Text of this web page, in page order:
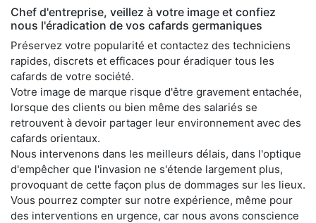
Chef d'entreprise, veillez à votre image et confiez
nous l'éradication de vos cafards germaniques
Préservez votre popularité et contactez des techniciens
rapides, discrets et efficaces pour éradiquer tous les
cafards de votre société.
Votre image de marque risque d'être gravement entachée,
lorsque des clients ou bien même des salariés se
retrouvent à devoir partager leur environnement avec des
cafards orientaux.
Nous intervenons dans les meilleurs délais, dans l'optique
d'empêcher que l'invasion ne s'étende largement plus,
provoquant de cette façon plus de dommages sur les lieux.
Vous pourrez compter sur notre expérience, même pour
des interventions en urgence, car nous avons conscience